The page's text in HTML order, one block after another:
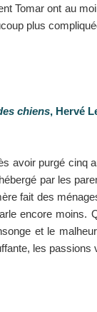
Tomar ont au
plus
chiens, Hervé
avoir purgé cinq
par les
fait des
encore moins.
et le
les passions